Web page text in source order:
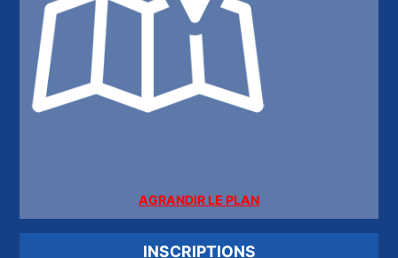
AGRANDIR LE PLAN
INSCRIPTIONS